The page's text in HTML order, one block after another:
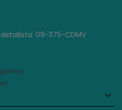
09-375-CDMV
keyboard_arrow_down